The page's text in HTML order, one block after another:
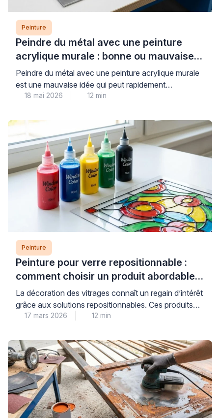
Peinture
Peindre du métal avec une peinture
acrylique murale : bonne ou mauvaise
idée ?
Peindre du métal avec une peinture acrylique murale
est une mauvaise idée qui peut rapidement
compromettre la durabilité et l’esthétique de vos
pour les surfaces poreuses comme le plâtre, n’offrent
ni l’adhérence ni la protection anticorrosion
nécessaires aux supports métalliques, exposant ainsi
votre installation à l’écaillage et à la […]
18 mai 2026 12 min
Peinture
Peinture pour verre repositionnable :
comment choisir un produit abordable
et de qualité
La décoration des vitrages connaît un regain d’intérêt
grâce aux solutions repositionnables. Ces produits
permettent de personnaliser fenêtres et miroirs sans
recherchent des alternatives économiques aux
vitraux traditionnels. Les peintures pour verre offrent
cette flexibilité tout en préservant la luminosité
naturelle. Cependant, le choix du bon produit
nécessite une compréhension des […]
17 mars 2026 12 min